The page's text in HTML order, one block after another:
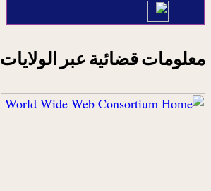
معلومات قضائية عبر الولايات